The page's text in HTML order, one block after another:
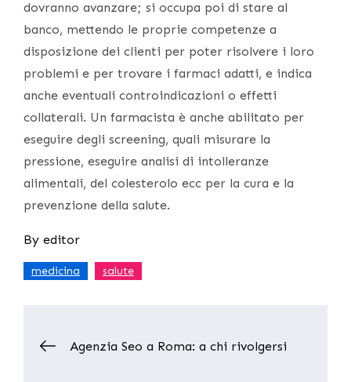
dovranno avanzare; si occupa poi di stare al
banco, mettendo le proprie competenze a
disposizione dei clienti per poter risolvere i loro
problemi e per trovare i farmaci adatti, e indica
anche eventuali controindicazioni o effetti
collaterali. Un farmacista è anche abilitato per
eseguire degli screening, quali misurare la
pressione, eseguire analisi di intolleranze
alimentali, del colesterolo ecc per la cura e la
prevenzione della salute.
By editor
medicina salute
Post
Agenzia Seo a Roma: a chi rivolgersi